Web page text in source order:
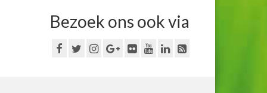
Bezoek ons ook via